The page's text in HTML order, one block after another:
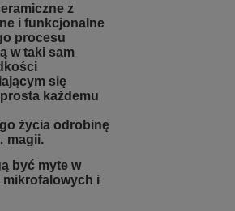
z
i funkcjonalne
procesu
w taki sam
się
każdemu
życia odrobinę
magii.
być myte w
mikrofalowych i